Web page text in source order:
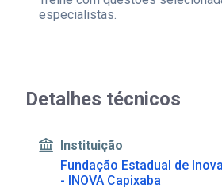
especialistas.
Detalhes técnicos
Instituição
Fundação Estadual de
- INOVA Capixaba